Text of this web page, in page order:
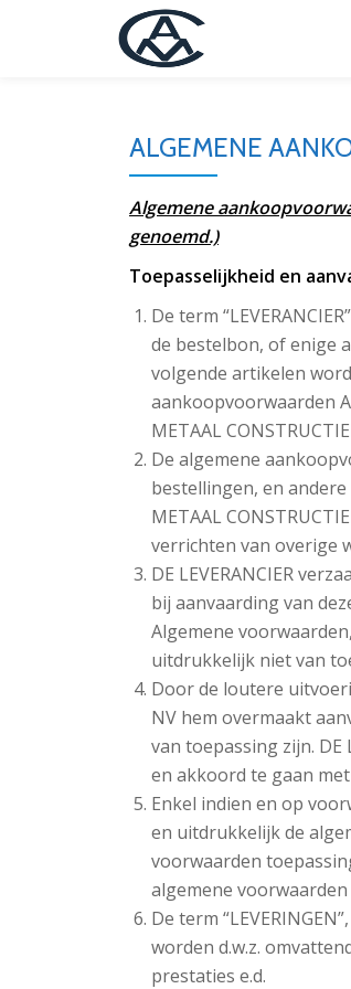
ALGEMENE
Algemene
genoemd.)
Toepasselijkheid en
De term
de bestelbon, of enige
volgende artikelen
aankoopvoorwaarden
METAAL
De algemene
bestellingen, en andere
METAAL
verrichten van overige
DE LEVERANCIER
bij aanvaarding van
Algemene
uitdrukkelijk niet van
Door de loutere
NV hem overmaakt
van toepassing zijn.
en akkoord te gaan
Enkel indien en op
en uitdrukkelijk de
voorwaarden
algemene
De term
worden d.w.z.
prestaties e.d.